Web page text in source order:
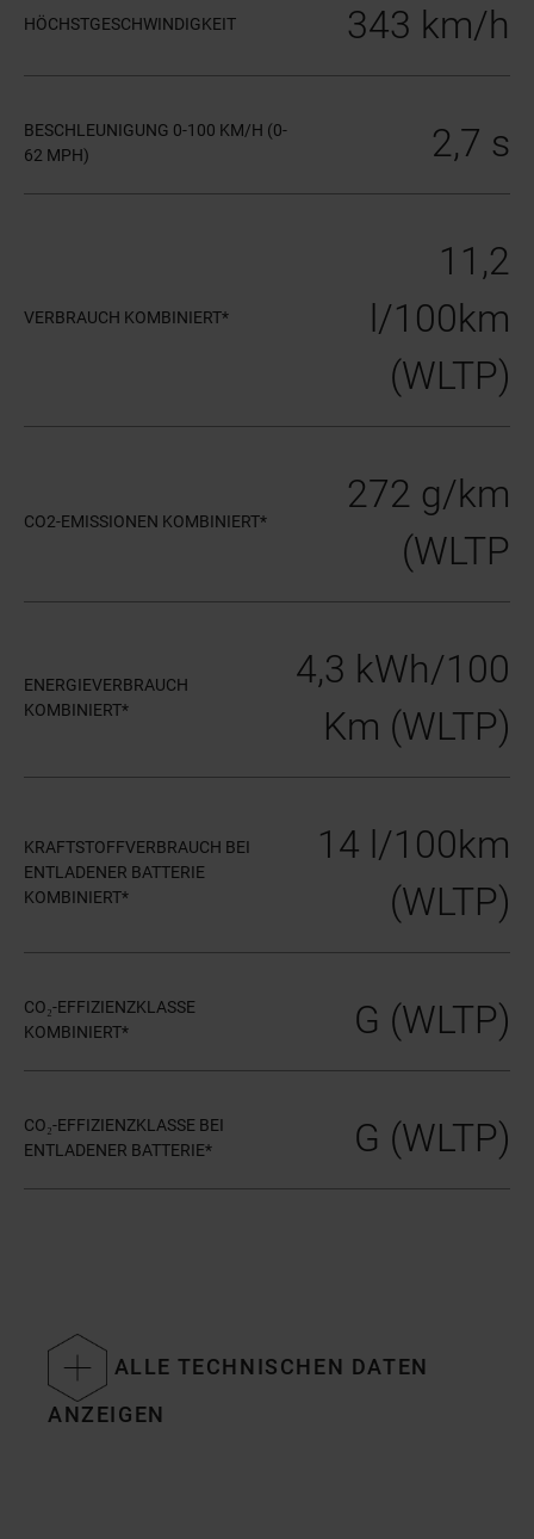
HÖCHSTGESCHWINDIGKEIT 343 km/h
BESCHLEUNIGUNG 0-100 KM/H (0-
62 MPH)
2,7 s
VERBRAUCH KOMBINIERT*
11,2
l/100km
(WLTP)
CO2-EMISSIONEN KOMBINIERT*
272 g/km
(WLTP
ENERGIEVERBRAUCH
KOMBINIERT*
4,3 kWh/100
Km (WLTP)
KRAFTSTOFFVERBRAUCH BEI
ENTLADENER BATTERIE
KOMBINIERT*
14 l/100km
(WLTP)
CO₂-EFFIZIENZKLASSE
KOMBINIERT*
G (WLTP)
CO₂-EFFIZIENZKLASSE BEI
ENTLADENER BATTERIE*
G (WLTP)
ALLE TECHNISCHEN DATEN
ANZEIGEN